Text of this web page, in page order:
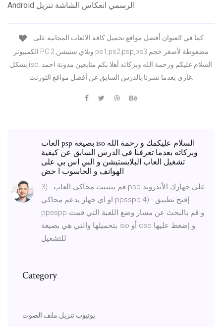
Android الرسمي انعكاس الشاشة تنزيل
الكمبيوتر PC وبلاي ستيشن 2 ps1,ps2,psp,ps3 مضغوطة لأصغر حجم
بشكل iso. السلام عليكم ورحمة الله وبركاته أهلا بكم متابعين مدونة احمد
غازي بعدما نشرنا بالدرس السابق عن أفضل مواقع التورنت.
العاب psp بصيغة iso السلام عليكمك و رحمة الله
وبركاته بعدما تعرفنا في الدرس السابق عن كيفية
تشغيل العاب البلايستيشن و البي اس بي على
الهواتف و الحاسوب ا حض
3) - قم بتثبيت محاكي العاب psp علي جهازك الأندرويد
او اي جهاز يدعم محاكي ppsspp 4) - إفتح تطبيق
ppsspp و قم بالبحث عن مسار وضع اللعبة التي قمت
بتحميلها والتي هي بصيغة iso أو cso و إضغط عليها
للتشغيل
Category
يوتيوب تنزيل ملف الصوت